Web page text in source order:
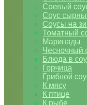
Соевый
Соус
Соусы на
Томатный
Маринады
Чесночный
Блюда в
Горчица
Грибной
К мясу
К птице
К рыбе